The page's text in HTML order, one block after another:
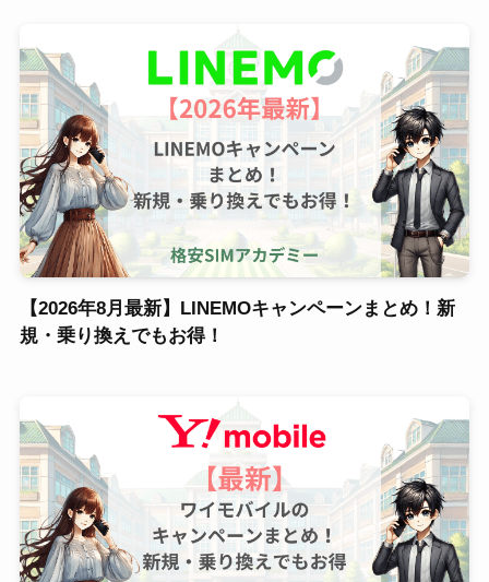
【2026年8月最新】LINEMOキャンペーンまとめ！新
規・乗り換えでもお得！